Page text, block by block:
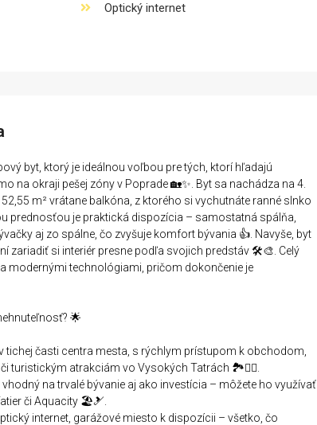
Optický internet
byt, ktorý je ideálnou voľbou pre tých, ktorí hľadajú
na okraji pešej zóny v Poprade 🏡✨. Byt sa nachádza na 4.
m² vrátane balkóna, z ktorého si vychutnáte ranné slnko
prednosťou je praktická dispozícia – samostatná spálňa,
aj zo spálne, čo zvyšuje komfort bývania 👍. Navyše, byt
zariadiť si interiér presne podľa svojich predstáv 🛠️🎨. Celý
modernými technológiami, pričom dokončenie je
🌟
časti centra mesta, s rýchlym prístupom k obchodom,
turistickým atrakciám vo Vysokých Tatrách 🏞️🚶‍♂️.
na trvalé bývanie aj ako investícia – môžete ho využívať
či Aquacity 🏖️🎿.
internet, garážové miesto k dispozícii – všetko, čo